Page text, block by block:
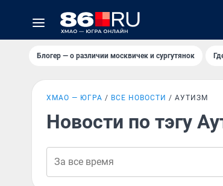
Блогер — о различии москвичек и сургутянок
ХМАО — ЮГРА ВСЕ НОВОСТИ АУТИЗМ
Новости по тэгу